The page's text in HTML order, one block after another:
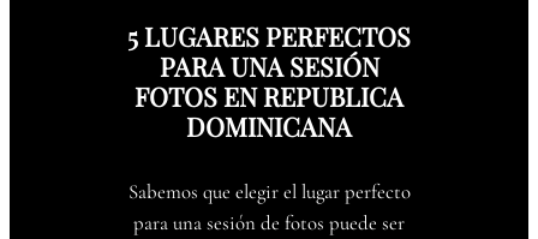
5 LUGARES PERFECTOS
PARA UNA SESIÓN
FOTOS EN REPUBLICA
DOMINICANA
Sabemos que elegir el lugar perfecto
para una sesión de fotos puede ser